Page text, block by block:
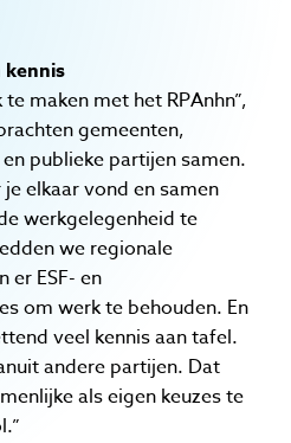
kennis
maken met het RPAnhn”,
gemeenten,
publieke partijen samen.
elkaar vond en samen
werkgelegenheid te
we regionale
er ESF- en
om werk te behouden. En
veel kennis aan tafel.
andere partijen. Dat
als eigen keuzes te